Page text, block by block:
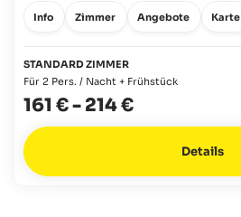
Info Zimmer Angebote Karte
STANDARD ZIMMER
Für 2 Pers. / Nacht + Frühstück
161 €- 214 €
Details